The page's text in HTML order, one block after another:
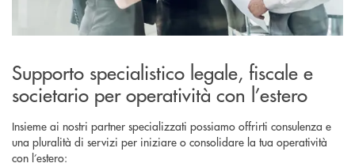
Supporto specialistico legale, fiscale e
societario per operatività con l’estero
Insieme ai nostri partner specializzati possiamo offrirti consulenza e
una pluralità di servizi per iniziare o consolidare la tua operatività
con l’estero: